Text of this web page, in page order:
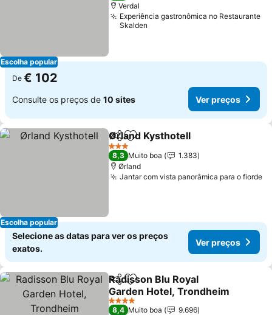
Escolha popular
Verdal
Experiência gastronômica no Restaurante
Skalden
De € 102
Consulte os preços de 10 sites Ver preços
Escolha popular
PartilharAdicionar aos favoritos
Ørland Kysthotell
3 Estrelas
8,3 Muito boa
1.383
Ørland
Jantar com vista panorâmica para o fiorde
Selecione as datas para ver os preços
exatos.
Ver preços
PartilharAdicionar aos favoritos
Radisson Blu Royal
Garden Hotel, Trondheim
4 Estrelas
8,4 Muito boa
9.696